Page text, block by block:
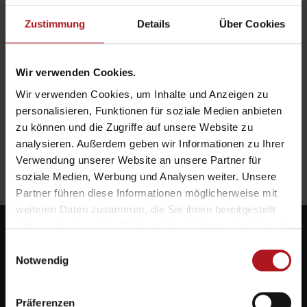
Zustimmung Details Über Cookies
Wir verwenden Cookies.
Wir verwenden Cookies, um Inhalte und Anzeigen zu
personalisieren, Funktionen für soziale Medien anbieten
zu können und die Zugriffe auf unsere Website zu
analysieren. Außerdem geben wir Informationen zu Ihrer
Verwendung unserer Website an unsere Partner für
soziale Medien, Werbung und Analysen weiter. Unsere
Partner führen diese Informationen möglicherweise mit
weiteren Daten zusammen, die Sie ihnen bereitgestellt
Notwendig
Präferenzen